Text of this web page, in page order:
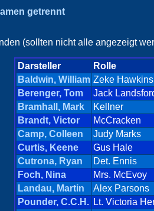
getrennt
(sollten nicht alle angezeigt
Darsteller Rolle
Baldwin, William Zeke Hawkins
Berenger, Tom
Jack
Bramhall, Mark
Kellner
Brandt, Victor
McCracken
Camp, Colleen
Judy Marks
Curtis, Keene
Gus Hale
Cutrona, Ryan
Det. Ennis
Foch, Nina
Mrs. McEvoy
Landau, Martin
Alex Parsons
Pounder, C.C.H.
Lt. Victoria